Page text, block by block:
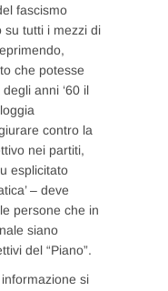
fascismo
su tutti i mezzi di
che potesse
anni ‘60 il
contro la
nei partiti,
esplicitato
– deve
persone che in
siano
del “Piano”.
si